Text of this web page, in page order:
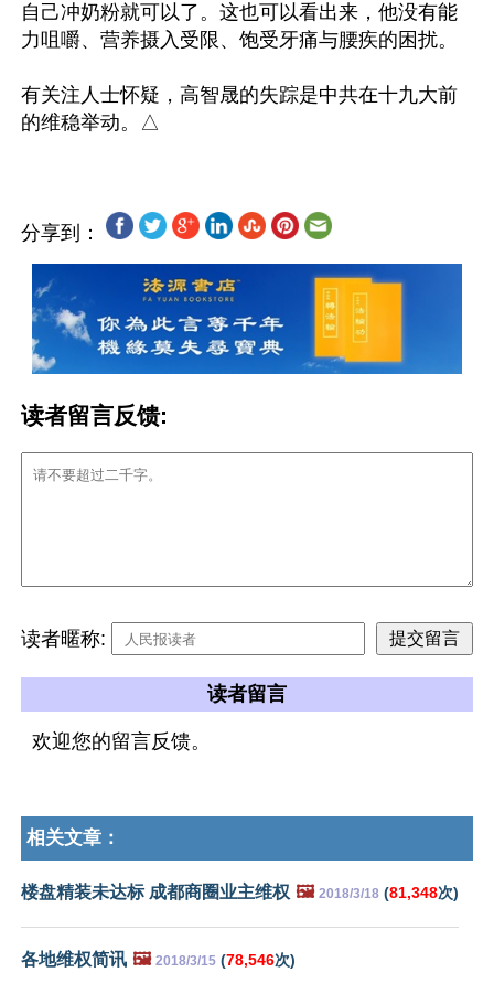
自己冲奶粉就可以了。这也可以看出来，他没有能
力咀嚼、营养摄入受限、饱受牙痛与腰疾的困扰。
有关注人士怀疑，高智晟的失踪是中共在十九大前
分享到：
读者留言反馈:
读者暱称:
读者留言
欢迎您的留言反馈。
相关文章：
楼盘精装未达标 成都商圈业主维权 🖼️ 2018/3/18 (81,348次)
各地维权简讯 🖼️ 2018/3/15 (78,546次)